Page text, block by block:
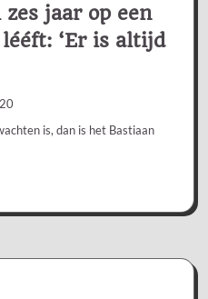
jaar op een
‘Er is altijd
is, dan is het Bastiaan